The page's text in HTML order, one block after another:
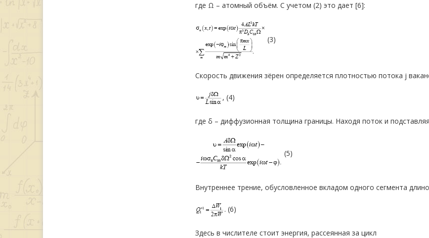
где Ω – атомный объём. С учетом (2) это дает [6]:
(3)
Скорость движения зёрен определяется плотностью потока j
, (4)
где δ – диффузионная толщина границы. Находя поток и
(5)
Внутреннее трение, обусловленное вкладом одного сегмента
. (6)
Здесь в числителе стоит энергия, рассеянная за цикл